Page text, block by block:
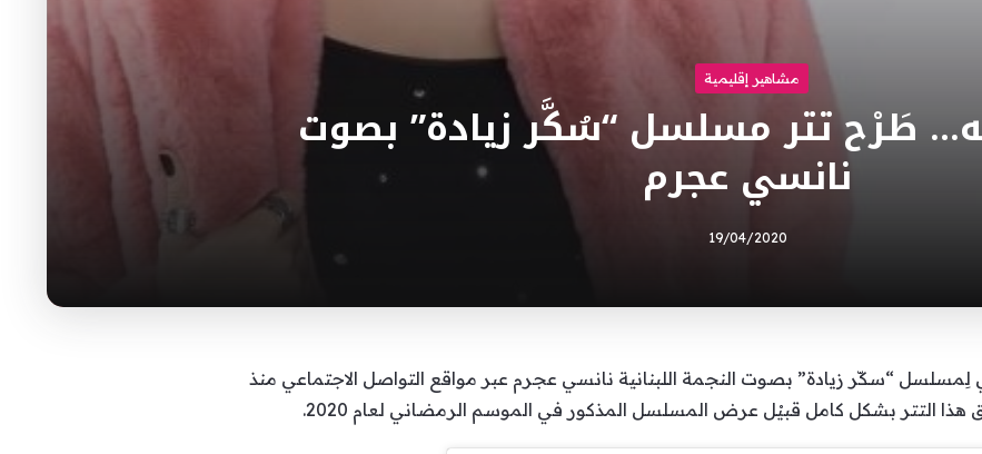
مشاهير إقليمية
له… طَرْح تتر مسلسل “سُكَّر زيادة” بصوت
نانسي عجرم
19/04/2020
لِمسلسل “سكّر زيادة” بصوت النجمة اللبنانية نانسي عجرم عبر مواقع التواصل الاجتماعي منذ
هذا التتر بشكل كامل قبيْل عرض المسلسل المذكور في الموسم الرمضاني لعام 2020.